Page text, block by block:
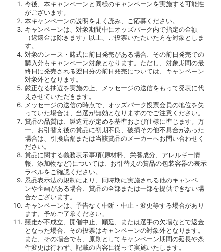
今後、本キャンペーンと同様のキャンペーンを実施する可能性
がございます。
本キャンペーンの説明をよく読み、ご応募ください。
キャンペーンは、対象期間中にオッズパーク内で指定の金額
（返還金は除きます）以上、ご投票いただいた方を対象としま
す。
対象のレース・賭式に前日発売がある場合、その前日発売での
購入分もキャンペーン対象となります。ただし、対象期間の最
終日に発売される翌日分の前日発売については、キャンペーン
対象外となります。
厳正なる抽選を実施の上、メッセージの送信をもって発表に代
えさせていただきます。
メッセージの送信の時点で、オッズパーク投票会員の地位を失
っていた場合は、当選が無効となりますのでご注意ください。
賞品の品質は、製造元が定める基準および仕様に準じます。万
一、お引替え後の賞品に初期不良、破損その他不具合があった
場合は、引換店舗または当該賞品のメーカーへお問い合わせく
ださい。
賞品に関する義務表示事項(原材料、栄養成分、アレルギー情
報、添加物など)については、お引替えの賞品の包装容器の表示
ラベルをご確認ください。
景品表示法の規制により、同時期に実施される他のキャンペー
ンや企画がある場合、賞品の全部または一部を提供できない場
合がございます。
キャンペーンは、予告なく中断・中止・変更等する場合があり
ます。予めご了承ください。
競走が不成立、開催中止、順延、または選手の欠場などで返金
となった場合、その投票はキャンペーンの対象外となります。
また、その場合でも、原則としてキャンペーン期間の延長や条
件変更は行わず、記載の内容に従って実施いたします。